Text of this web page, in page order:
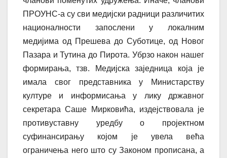
ПРОУНС-а су сви медијски радници различитих
националности запослени у локалним
медијима од Прешева до Суботице, од Новог
Пазара и Тутина до Пирота. Убрзо након нашег
формирања, тзв. Медијска заједница која је
имала свог представника у Министарству
културе и информисања у лику државног
секретара Саше Мирковића, издејствовала је
противуставну уредбу о пројектном
суфинансирању којом је увела већа
ограничења него што су Законом прописана, а